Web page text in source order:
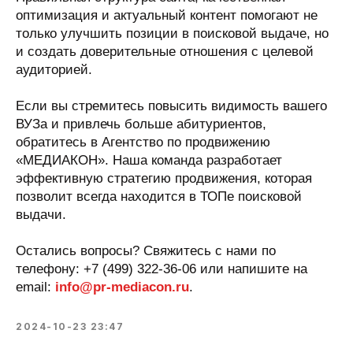
оптимизация и актуальный контент помогают не
только улучшить позиции в поисковой выдаче, но
и создать доверительные отношения с целевой
аудиторией.
Если вы стремитесь повысить видимость вашего
ВУЗа и привлечь больше абитуриентов,
обратитесь в Агентство по продвижению
«МЕДИАКОН». Наша команда разработает
эффективную стратегию продвижения, которая
позволит всегда находится в ТОПе поисковой
выдачи.
Остались вопросы? Свяжитесь с нами по
телефону: +7 (499) 322-36-06 или напишите на
email: info@pr-mediacon.ru.
2024-10-23 23:47